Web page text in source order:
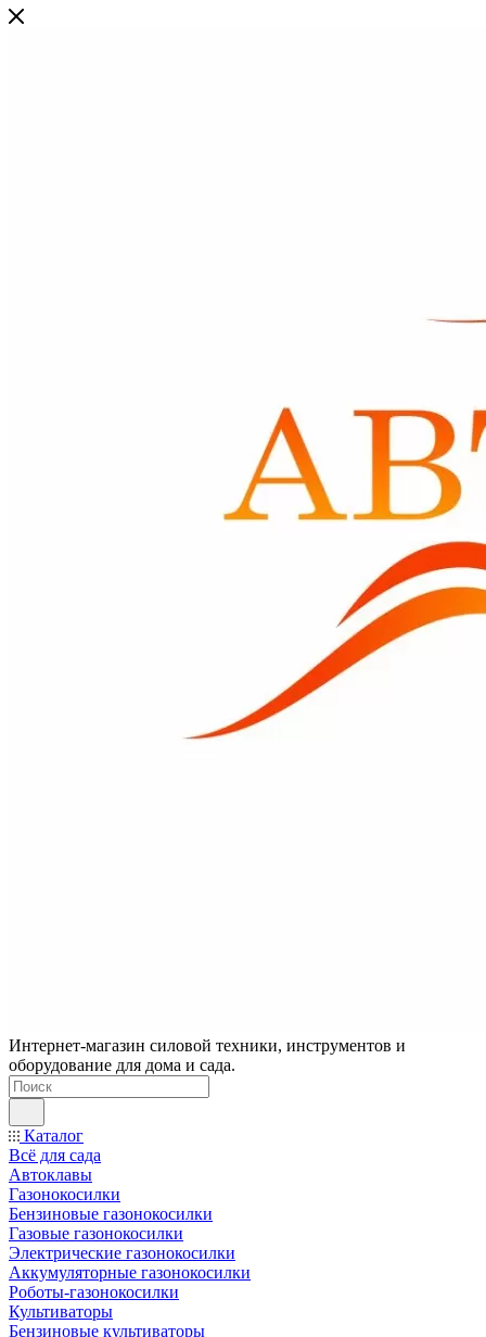
Интернет-магазин силовой техники, инструментов и
оборудование для дома и сада.
Каталог
Всё для сада
Автоклавы
Газонокосилки
Бензиновые газонокосилки
Газовые газонокосилки
Электрические газонокосилки
Аккумуляторные газонокосилки
Роботы-газонокосилки
Культиваторы
Бензиновые культиваторы